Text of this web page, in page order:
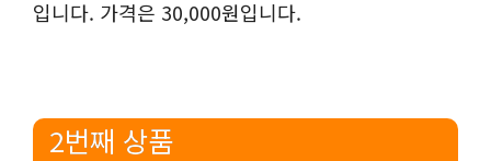
입니다. 가격은 30,000원입니다.
2번째 상품